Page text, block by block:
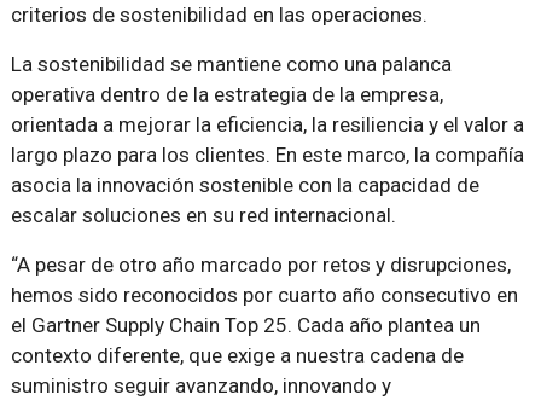
criterios de sostenibilidad en las operaciones.
La sostenibilidad se mantiene como una palanca
operativa dentro de la estrategia de la empresa,
orientada a mejorar la eficiencia, la resiliencia y el valor a
largo plazo para los clientes. En este marco, la compañía
asocia la innovación sostenible con la capacidad de
escalar soluciones en su red internacional.
“A pesar de otro año marcado por retos y disrupciones,
hemos sido reconocidos por cuarto año consecutivo en
el Gartner Supply Chain Top 25. Cada año plantea un
contexto diferente, que exige a nuestra cadena de
suministro seguir avanzando, innovando y